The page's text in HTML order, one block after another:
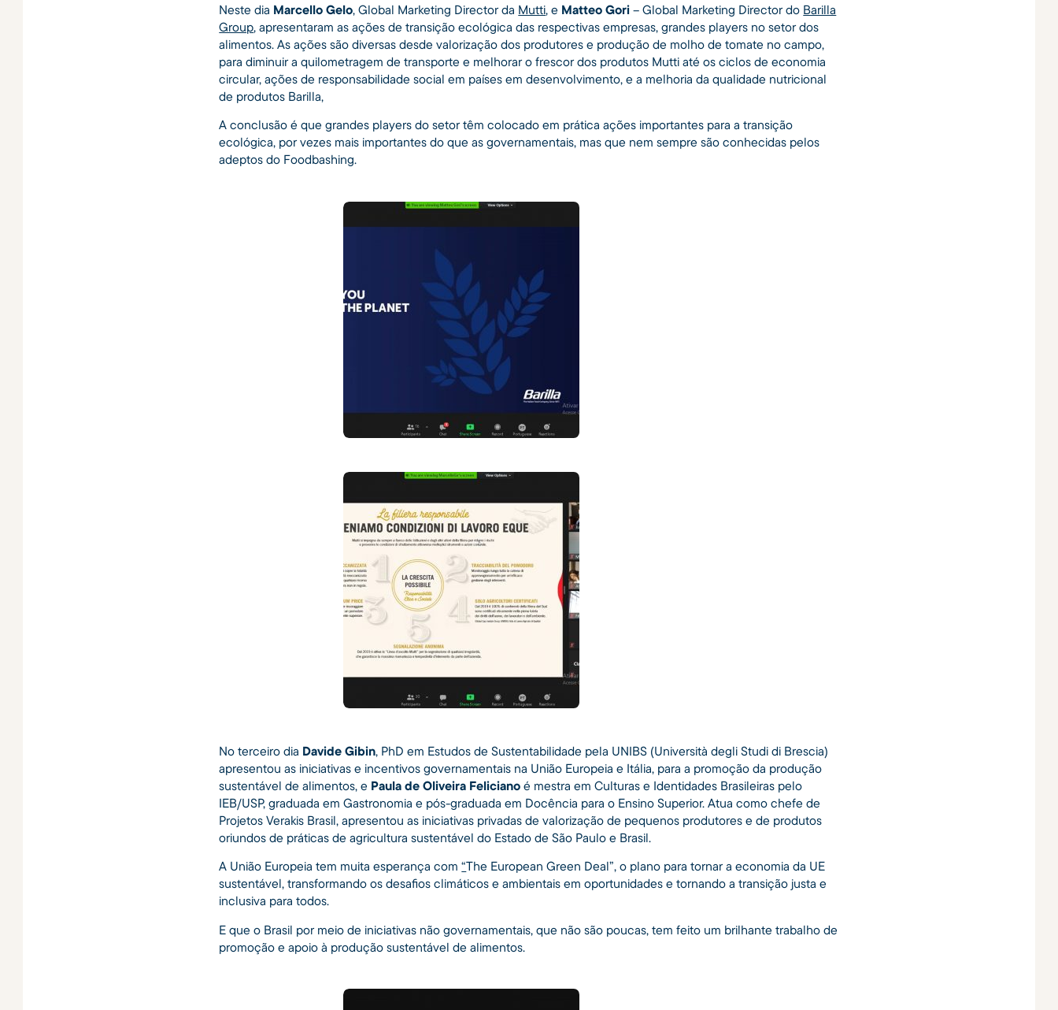
Neste dia Marcello Gelo, Global Marketing Director da Mutti, e Matteo Gori – Global Marketing Director do Barilla
Group, apresentaram as ações de transição ecológica das respectivas empresas, grandes players no setor dos
alimentos. As ações são diversas desde valorização dos produtores e produção de molho de tomate no campo,
para diminuir a quilometragem de transporte e melhorar o frescor dos produtos Mutti até os ciclos de economia
circular, ações de responsabilidade social em países em desenvolvimento, e a melhoria da qualidade nutricional
de produtos Barilla,
A conclusão é que grandes players do setor têm colocado em prática ações importantes para a transição
ecológica, por vezes mais importantes do que as governamentais, mas que nem sempre são conhecidas pelos
adeptos do Foodbashing.
No terceiro dia Davide Gibin, PhD em Estudos de Sustentabilidade pela UNIBS (Università degli Studi di Brescia)
apresentou as iniciativas e incentivos governamentais na União Europeia e Itália, para a promoção da produção
sustentável de alimentos, e Paula de Oliveira Feliciano é mestra em Culturas e Identidades Brasileiras pelo
IEB/USP, graduada em Gastronomia e pós-graduada em Docência para o Ensino Superior. Atua como chefe de
Projetos Verakis Brasil, apresentou as iniciativas privadas de valorização de pequenos produtores e de produtos
oriundos de práticas de agricultura sustentável do Estado de São Paulo e Brasil.
A União Europeia tem muita esperança com“The European Green Deal”, o plano para tornar a economia da UE
sustentável, transformando os desafios climáticos e ambientais em oportunidades e tornando a transição justa e
inclusiva para todos.
E que o Brasil por meio de iniciativas não governamentais, que não são poucas, tem feito um brilhante trabalho de
promoção e apoio à produção sustentável de alimentos.